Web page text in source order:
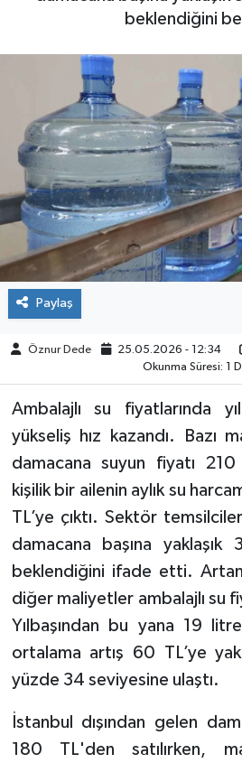
beklendiğini
Paylaş
Öznur Dede 25.05.2026 - 12:34
Okunma Süresi: 1
Ambalajlı su fiyatlarında
yükseliş hız kazandı. Bazı
damacana suyun fiyatı 210
kişilik bir ailenin aylık su
TL’ye çıktı. Sektör
damacana başına
beklendiğini ifade etti.
diğer maliyetler ambalajlı su
Yılbaşından bu yana 19
ortalama artış 60 TL’ye
yüzde 34 seviyesine ulaştı.
İstanbul dışından gelen
180 TL'den satılırken,